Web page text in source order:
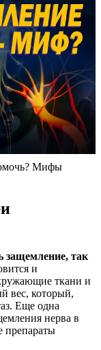
Мифы
защемление, так
и
ткани и
вес, который,
Еще одна
нерва в
препараты